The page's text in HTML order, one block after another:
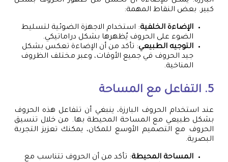
كبير. بعض النقاط المهمة:
الإضاءة الخلفية: استخدام الاجهزة الضوئية لتسليط
الضوء على الحروف يُظهرها بشكل دراماتيكي.
التوجيه الطبيعي: تأكد من أن الإضاءة تعكس بشكل
جيد الحروف في جميع الأوقات، وعبر مختلف الظروف
المناخية.
5. التفاعل مع المساحة
عند استخدام الحروف البارزة، ينبغي أن تتفاعل هذه الحروف
بشكل طبيعي مع المساحة المحيطة بها. من خلال تنسيق
الحروف مع التصميم الأوسع للمكان، يمكنك تعزيز التجربة
البصرية.
المساحة المحيطة: تأكد من أن الحروف تتناسب مع